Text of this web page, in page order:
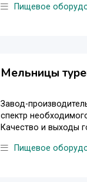
Пищевое
Мельницы
Завод-
спектр
Качество и выходы
Пищевое